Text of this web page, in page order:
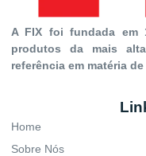
A FIX foi fundada em
produtos da mais
referência em matéria
Home
Sobre Nós